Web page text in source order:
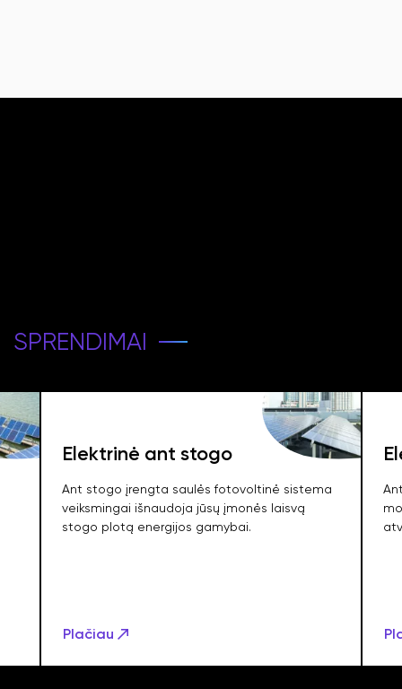
SPRENDIMAI
Elektrinė ant stogo
Ant stogo įrengta saulės fotovoltinė sistema
veiksmingai išnaudoja jūsų įmonės laisvą
stogo plotą energijos gamybai.
Plačiau